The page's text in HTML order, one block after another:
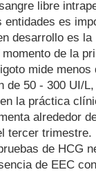
libre
es
desarrollo es
de la
mide
de 50 - 300 UI/
la práctica
alrededor
tercer
de HCG
de EEC